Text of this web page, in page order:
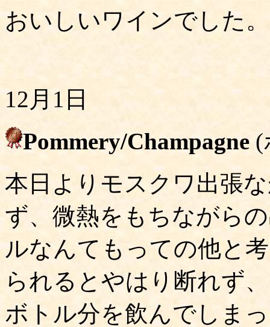
おいしいワインでした
12月1日
Pommery/Champagne (
本日よりモスクワ出張
ず、微熱をもちながら
ルなんてもっての他と
られるとやはり断れず
ボトル分を飲んでしま